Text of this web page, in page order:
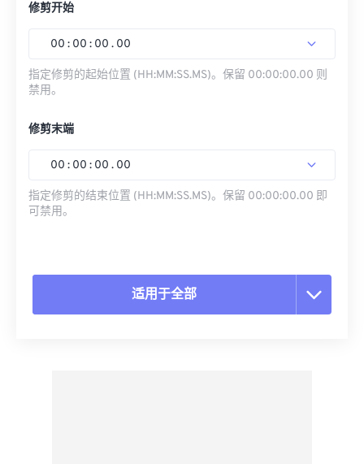
修剪开始
00 : 00 : 00 . 00
指定修剪的起始位置 (HH:MM:SS.MS)。保留 00:00:00.00 则
禁用。
修剪末端
00 : 00 : 00 . 00
指定修剪的结束位置 (HH:MM:SS.MS)。保留 00:00:00.00 即
可禁用。
适用于全部